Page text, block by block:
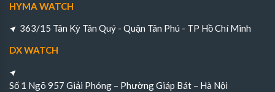
HYMA WATCH
363/15 Tân Kỳ Tân Quý - Quận Tân Phú - TP Hồ Chí Minh
DX WATCH
Số 1 Ngõ 957 Giải Phóng – Phường Giáp Bát – Hà Nội